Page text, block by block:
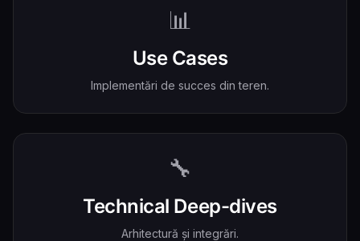
📊
Use Cases
Implementări de succes din teren.
🔧
Technical Deep-dives
Arhitectură și integrări.